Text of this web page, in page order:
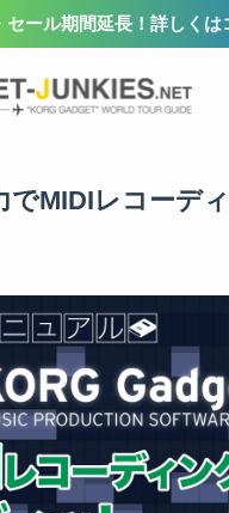
ール期間延長！詳しくは
でMIDIレコーデ